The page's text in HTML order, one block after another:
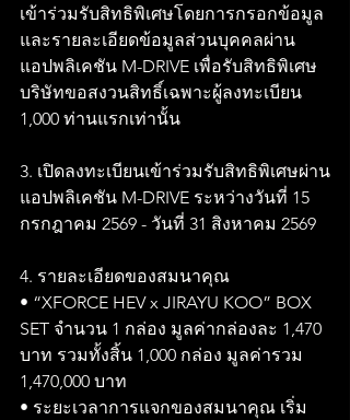
เข้าร่วมรับสิทธิพิเศษโดยการกรอกข้อมูล
และรายละเอียดข้อมูลส่วนบุคคลผ่าน
แอปพลิเคชัน M-DRIVE เพื่อรับสิทธิพิเศษ
บริษัทขอสงวนสิทธิ์เฉพาะผู้ลงทะเบียน
1,000 ท่านแรกเท่านั้น
3. เปิดลงทะเบียนเข้าร่วมรับสิทธิพิเศษผ่าน
แอปพลิเคชัน M-DRIVE ระหว่างวันที่ 15
กรกฎาคม 2569 - วันที่ 31 สิงหาคม 2569
4. รายละเอียดของสมนาคุณ
• “XFORCE HEV x JIRAYU KOO” BOX
SET จำนวน 1 กล่อง มูลค่ากล่องละ 1,470
บาท รวมทั้งสิ้น 1,000 กล่อง มูลค่ารวม
1,470,000 บาท
• ระยะเวลาการแจกของสมนาคุณ เริ่ม